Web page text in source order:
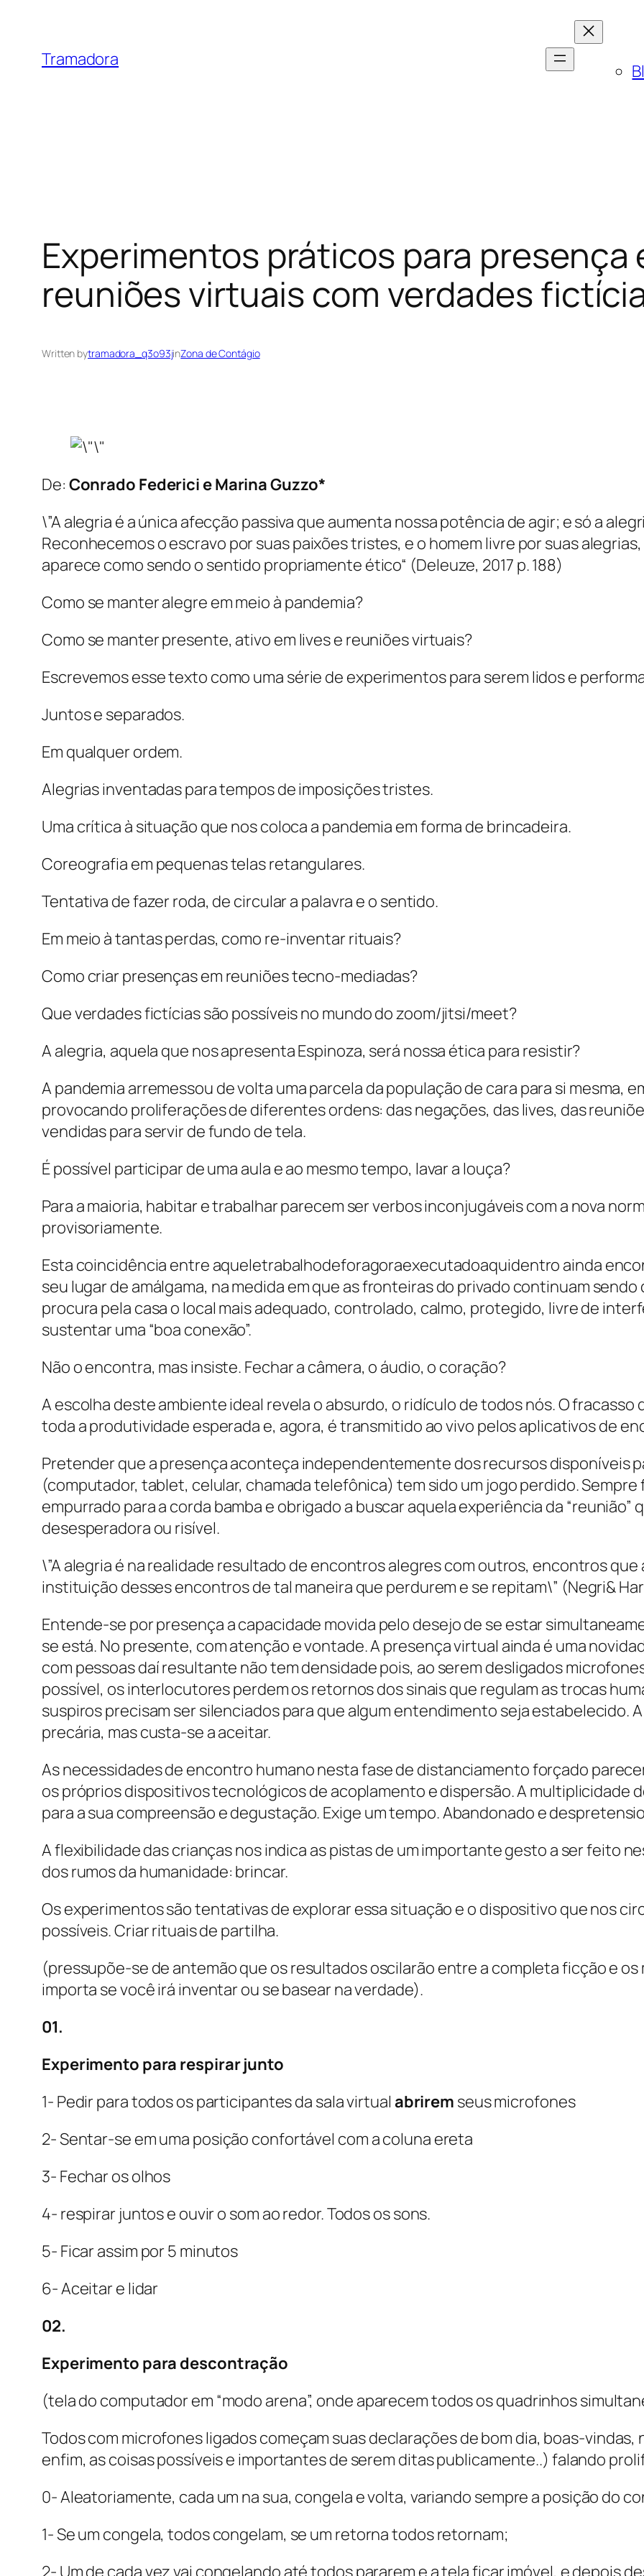
contentTramadora
Experimentos práticos para presença
reuniões virtuais com verdades
Written bytramadora_q3o93jinZona de Contágio
De: Conrado Federici e Marina Guzzo*
\”A alegria é a única afecção passiva que aumenta nossa potência de agir; e só a
Reconhecemos o escravo por suas paixões tristes, e o homem livre por suas
aparece como sendo o sentido propriamente ético“ (Deleuze, 2017 p. 188)
Como se manter alegre em meio à pandemia?
Como se manter presente, ativo em lives e reuniões virtuais?
Escrevemos esse texto como uma série de experimentos para serem lidos e
Juntos e separados.
Em qualquer ordem.
Alegrias inventadas para tempos de imposições tristes.
Uma crítica à situação que nos coloca a pandemia em forma de brincadeira.
Coreografia em pequenas telas retangulares.
Tentativa de fazer roda, de circular a palavra e o sentido.
Em meio à tantas perdas, como re-inventar rituais?
Como criar presenças em reuniões tecno-mediadas?
Que verdades fictícias são possíveis no mundo do zoom/jitsi/meet?
A alegria, aquela que nos apresenta Espinoza, será nossa ética para resistir?
A pandemia arremessou de volta uma parcela da população de cara para si mesma,
provocando proliferações de diferentes ordens: das negações, das lives, das
vendidas para servir de fundo de tela.
É possível participar de uma aula e ao mesmo tempo, lavar a louça?
Para a maioria, habitar e trabalhar parecem ser verbos inconjugáveis com a nova
provisoriamente.
Esta coincidência entre aqueletrabalhodeforagoraexecutadoaquidentro ainda
seu lugar de amálgama, na medida em que as fronteiras do privado continuam
procura pela casa o local mais adequado, controlado, calmo, protegido, livre de
sustentar uma “boa conexão”.
Não o encontra, mas insiste. Fechar a câmera, o áudio, o coração?
A escolha deste ambiente ideal revela o absurdo, o ridículo de todos nós. O fracasso
toda a produtividade esperada e, agora, é transmitido ao vivo pelos aplicativos de
Pretender que a presença aconteça independentemente dos recursos disponíveis
(computador, tablet, celular, chamada telefônica) tem sido um jogo perdido. Sempre
empurrado para a corda bamba e obrigado a buscar aquela experiência da “reunião”
desesperadora ou risível.
\”A alegria é na realidade resultado de encontros alegres com outros, encontros
instituição desses encontros de tal maneira que perdurem e se repitam\” (Negri&
Entende-se por presença a capacidade movida pelo desejo de se estar
se está. No presente, com atenção e vontade. A presença virtual ainda é uma
com pessoas daí resultante não tem densidade pois, ao serem desligados
possível, os interlocutores perdem os retornos dos sinais que regulam as trocas
suspiros precisam ser silenciados para que algum entendimento seja estabelecido.
precária, mas custa-se a aceitar.
As necessidades de encontro humano nesta fase de distanciamento forçado
os próprios dispositivos tecnológicos de acoplamento e dispersão. A multiplicidade
para a sua compreensão e degustação. Exige um tempo. Abandonado e
A flexibilidade das crianças nos indica as pistas de um importante gesto a ser feito
dos rumos da humanidade: brincar.
Os experimentos são tentativas de explorar essa situação e o dispositivo que nos
possíveis. Criar rituais de partilha.
(pressupõe-se de antemão que os resultados oscilarão entre a completa ficção e
importa se você irá inventar ou se basear na verdade).
01.
Experimento para respirar junto
1- Pedir para todos os participantes da sala virtual abrirem seus microfones
2- Sentar-se em uma posição confortável com a coluna ereta
3- Fechar os olhos
4- respirar juntos e ouvir o som ao redor. Todos os sons.
5- Ficar assim por 5 minutos
6- Aceitar e lidar
02.
Experimento para descontração
(tela do computador em “modo arena”, onde aparecem todos os quadrinhos
Todos com microfones ligados começam suas declarações de bom dia, boas-vindas,
enfim, as coisas possíveis e importantes de serem ditas publicamente..) falando
0- Aleatoriamente, cada um na sua, congela e volta, variando sempre a posição do
1- Se um congela, todos congelam, se um retorna todos retornam;